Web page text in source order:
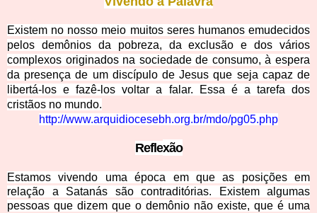
Existem no nosso meio muitos seres humanos emudecidos
pelos demônios da pobreza, da exclusão e dos vários
complexos originados na sociedade de consumo, à espera
da presença de um discípulo de Jesus que seja capaz de
libertá-los e fazê-los voltar a falar. Essa é a tarefa dos
cristãos no mundo.
http://www.arquidiocesebh.org.br/mdo/pg05.php
Reflexão
Estamos vivendo uma época em que as posições em
relação a Satanás são contraditórias. Existem algumas
pessoas que dizem que o demônio não existe, que é uma